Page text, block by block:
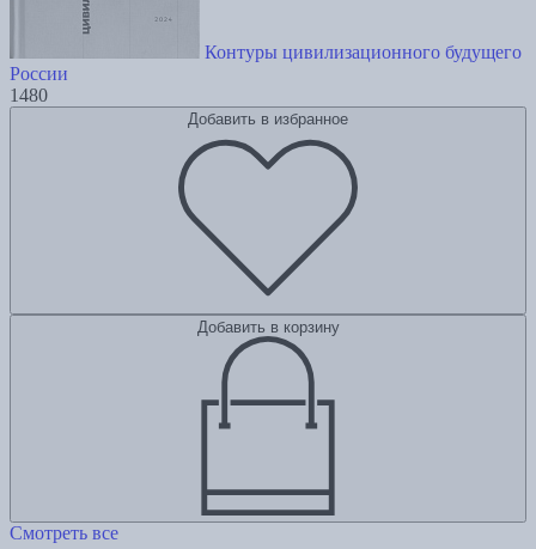
Контуры цивилизационного будущего
России
1480
Добавить в избранное
Добавить в корзину
Смотреть все